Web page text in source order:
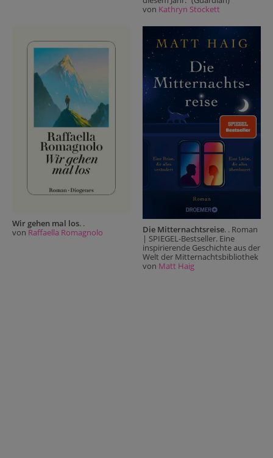
von Kathryn Stockett
Wir gehen mal los. .
von Raffaella Romagnolo Die Mitternachtsreise. . Roman
| SPIEGEL-Bestseller. Eine
inspirierende Geschichte aus der
Welt der Mitternachtsbibliothek
von Matt Haig